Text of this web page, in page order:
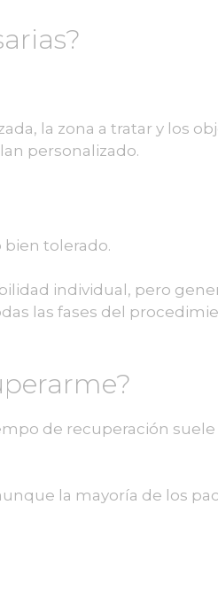
la zona a tratar y los
personalizado.
tolerado.
individual, pero
las fases del
de recuperación
la mayoría de los